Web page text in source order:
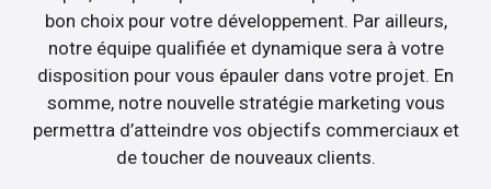
bon choix pour votre développement. Par ailleurs,
notre équipe qualifiée et dynamique sera à votre
disposition pour vous épauler dans votre projet. En
somme, notre nouvelle stratégie marketing vous
permettra d’atteindre vos objectifs commerciaux et
de toucher de nouveaux clients.